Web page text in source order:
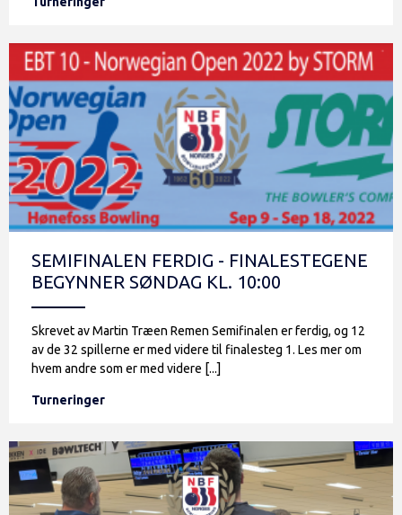
Turneringer
SEMIFINALEN FERDIG - FINALESTEGENE
BEGYNNER SØNDAG KL. 10:00
Skrevet av Martin Træen Remen Semifinalen er ferdig, og 12
av de 32 spillerne er med videre til finalesteg 1. Les mer om
hvem andre som er med videre [...]